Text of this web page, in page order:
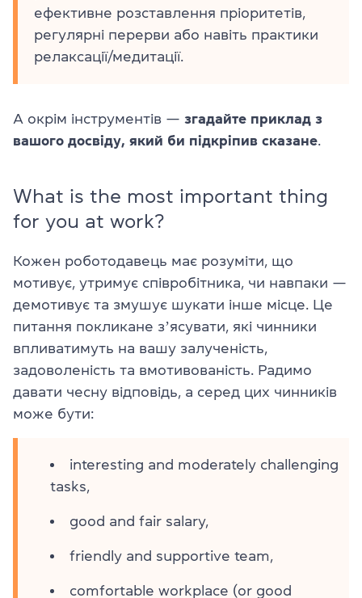
ефективне розставлення пріоритетів,
регулярні перерви або навіть практики
релаксації/медитації.
А окрім інструментів — згадайте приклад з
вашого досвіду, який би підкріпив сказане.
What is the most important thing
for you at work?
Кожен роботодавець має розуміти, що
мотивує, утримує співробітника, чи навпаки —
демотивує та змушує шукати інше місце. Це
питання покликане зʼясувати, які чинники
впливатимуть на вашу залученість,
задоволеність та вмотивованість. Радимо
давати чесну відповідь, а серед цих чинників
може бути:
interesting and moderately challenging
tasks,
good and fair salary,
friendly and supportive team,
comfortable workplace (or good